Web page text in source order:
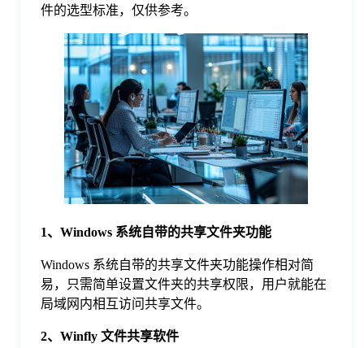
题
件的选型标准，仅供参考。
1、Windows 系统自带的共享文件夹功能
Windows 系统自带的共享文件夹功能操作相对简
易，只需简单设置文件夹的共享权限，用户就能在
局域网内相互访问共享文件。
2、Winfly 文件共享软件